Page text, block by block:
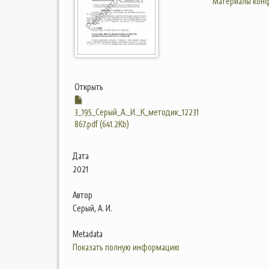
Открыть
3_195_Серый_А._И._К_методик_12231
867.pdf (641.2Kb)
Дата
2021
Автор
Серый, А. И.
Metadata
Показать полную информацию